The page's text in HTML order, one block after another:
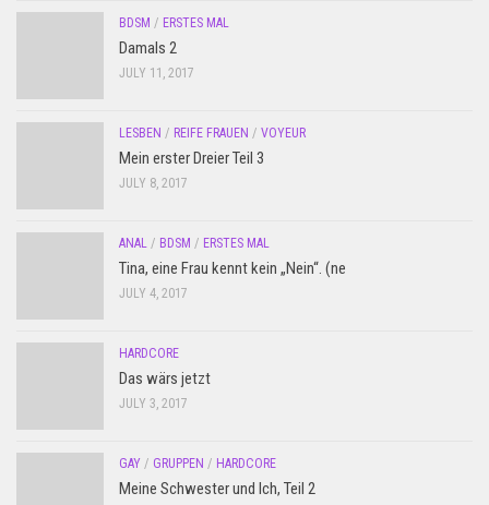
BDSM / ERSTES MAL
Damals 2
JULY 11, 2017
LESBEN / REIFE FRAUEN / VOYEUR
Mein erster Dreier Teil 3
JULY 8, 2017
ANAL / BDSM / ERSTES MAL
Tina, eine Frau kennt kein „Nein“. (ne
JULY 4, 2017
HARDCORE
Das wärs jetzt
JULY 3, 2017
GAY / GRUPPEN / HARDCORE
Meine Schwester und Ich, Teil 2